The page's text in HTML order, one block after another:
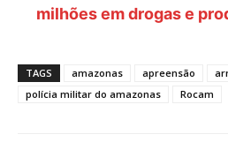
milhões em drogas e
TAGS amazonas apreensão
polícia militar do amazonas
Rocam